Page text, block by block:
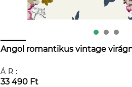
Angol romantikus vintage
ÁR:
33 490 Ft